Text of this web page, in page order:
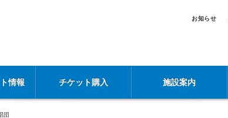
お知らせ
情報 チケット購入 施設案内
団